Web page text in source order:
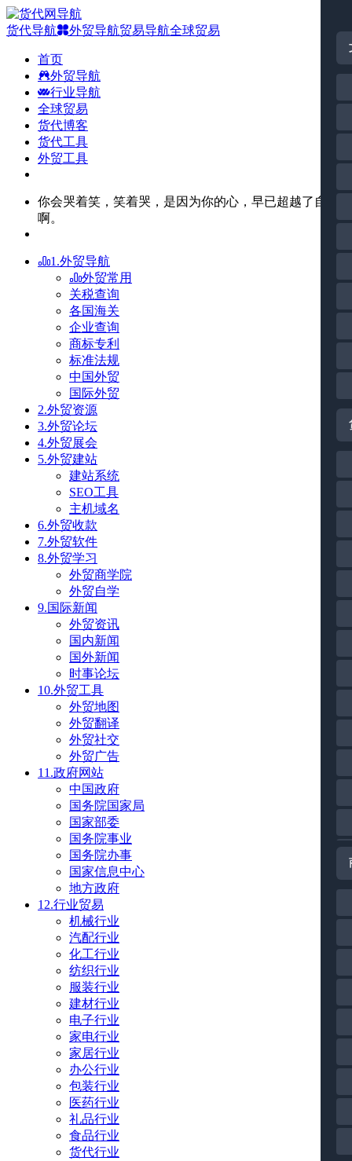
货代导航 外贸导航贸易导航全球贸易
首页
外贸导航
行业导航
全球贸易
货代博客
货代工具
外贸工具
你会哭着笑，笑着哭，是因为你的心，早已超越了自己
啊。
1.外贸导航
外贸常用
关税查询
各国海关
企业查询
商标专利
标准法规
中国外贸
国际外贸
2.外贸资源
3.外贸论坛
4.外贸展会
5.外贸建站
建站系统
SEO工具
主机域名
6.外贸收款
7.外贸软件
8.外贸学习
外贸商学院
外贸自学
9.国际新闻
外贸资讯
国内新闻
国外新闻
时事论坛
10.外贸工具
外贸地图
外贸翻译
外贸社交
外贸广告
11.政府网站
中国政府
国务院国家局
国家部委
国务院事业
国务院办事
国家信息中心
地方政府
12.行业贸易
机械行业
汽配行业
化工行业
纺织行业
服装行业
建材行业
电子行业
家电行业
家居行业
办公行业
包装行业
医药行业
礼品行业
食品行业
货代行业